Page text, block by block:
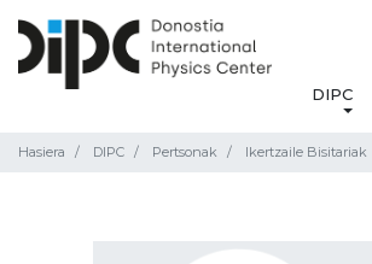
DIPC
Hasiera DIPC Pertsonak Ikertzaile Bisitariak